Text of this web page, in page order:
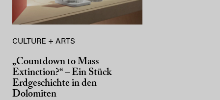
CULTURE + ARTS
„Countdown to Mass
Extinction?“ – Ein Stück
Erdgeschichte in den
Dolomiten